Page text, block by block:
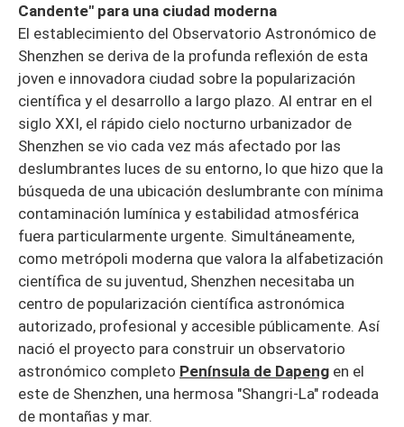
Candente" para una ciudad moderna
El establecimiento del Observatorio Astronómico de
Shenzhen se deriva de la profunda reflexión de esta
joven e innovadora ciudad sobre la popularización
científica y el desarrollo a largo plazo. Al entrar en el
siglo XXI, el rápido cielo nocturno urbanizador de
Shenzhen se vio cada vez más afectado por las
deslumbrantes luces de su entorno, lo que hizo que la
búsqueda de una ubicación deslumbrante con mínima
contaminación lumínica y estabilidad atmosférica
fuera particularmente urgente. Simultáneamente,
como metrópoli moderna que valora la alfabetización
científica de su juventud, Shenzhen necesitaba un
centro de popularización científica astronómica
autorizado, profesional y accesible públicamente. Así
nació el proyecto para construir un observatorio
astronómico completo Península de Dapeng en el
este de Shenzhen, una hermosa "Shangri-La" rodeada
de montañas y mar.